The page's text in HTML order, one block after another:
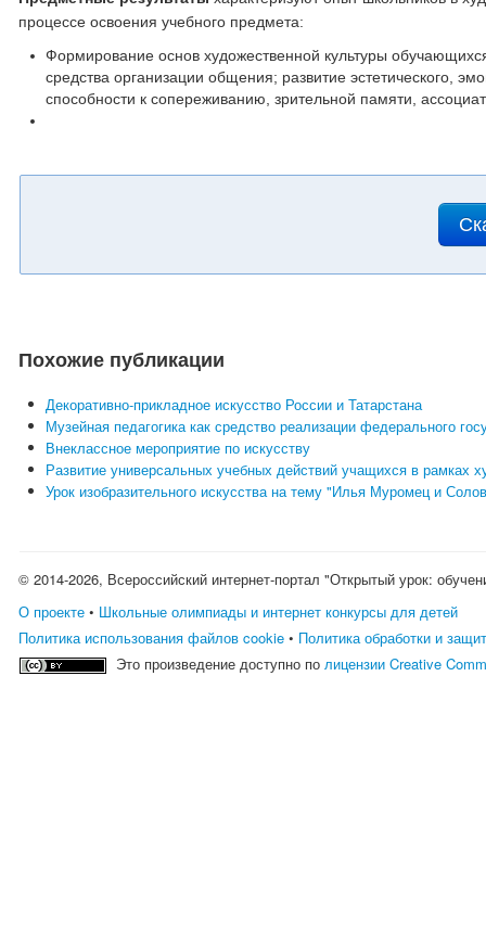
процессе освоения учебного предмета:
Формирование основ художественной культуры
средства организации общения; развитие эстетического,
способности к сопереживанию, зрительной памяти,
Похожие публикации
Декоративно-прикладное искусство России и Татарстана
Музейная педагогика как средство реализации федерального
Внеклассное мероприятие по искусству
Развитие универсальных учебных действий учащихся в рамках
Урок изобразительного искусства на тему "Илья Муромец и
© 2014-2026, Всероссийский интернет-портал "Открытый урок:
О проекте • Школьные олимпиады и интернет конкурсы для детей
Политика использования файлов cookie • Политика обработки и
Это произведение доступно полицензии Creative